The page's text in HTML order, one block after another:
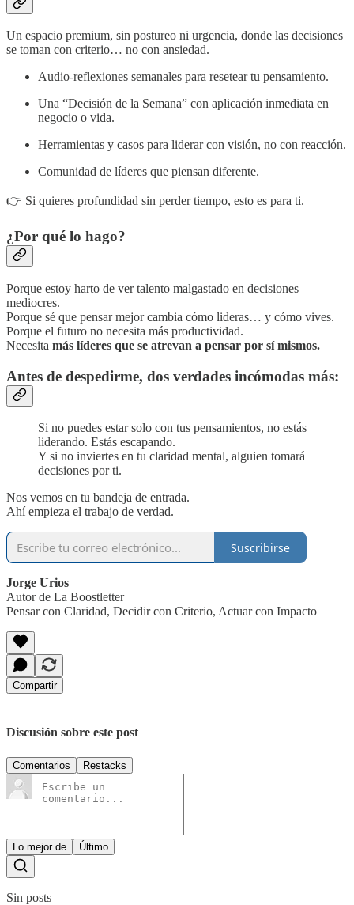
Un espacio premium, sin postureo ni urgencia, donde las decisiones
se toman con criterio… no con ansiedad.
Audio-reflexiones semanales para resetear tu pensamiento.
Una “Decisión de la Semana” con aplicación inmediata en
negocio o vida.
Herramientas y casos para liderar con visión, no con reacción.
Comunidad de líderes que piensan diferente.
👉 Si quieres profundidad sin perder tiempo, esto es para ti.
¿Por qué lo hago?
Porque estoy harto de ver talento malgastado en decisiones
mediocres.
Porque sé que pensar mejor cambia cómo lideras… y cómo vives.
Porque el futuro no necesita más productividad.
Necesita más líderes que se atrevan a pensar por sí mismos.
Antes de despedirme, dos verdades incómodas más:
Si no puedes estar solo con tus pensamientos, no estás
liderando. Estás escapando.
Y si no inviertes en tu claridad mental, alguien tomará
decisiones por ti.
Nos vemos en tu bandeja de entrada.
Ahí empieza el trabajo de verdad.
Suscribirse
Jorge Urios
Autor de La Boostletter
Pensar con Claridad, Decidir con Criterio, Actuar con Impacto
Compartir
Discusión sobre este post
Comentarios Restacks
Lo mejor de Último
Sin posts